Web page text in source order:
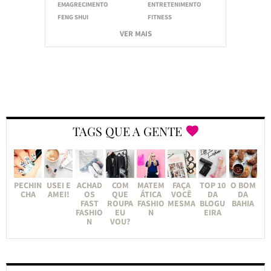
EMAGRECIMENTO
ENTRETENIMENTO
FENG SHUI
FITNESS
VER MAIS
TAGS QUE A GENTE
PECHIN
CHA
USEI E
AMEI!
ACHAD
OS
FAST
FASHIO
N
COM
QUE
ROUPA
EU
VOU?
MATEM
ÁTICA
FASHIO
N
FAÇA
VOCÊ
MESMA
TOP 10
DA
BLOGU
EIRA
O BOM
DA
BAHIA